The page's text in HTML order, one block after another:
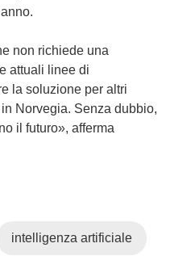
n
non richiede una
attuali linee di
la soluzione per altri
Norvegia. Senza dubbio,
il futuro», afferma
intelligenza artificiale